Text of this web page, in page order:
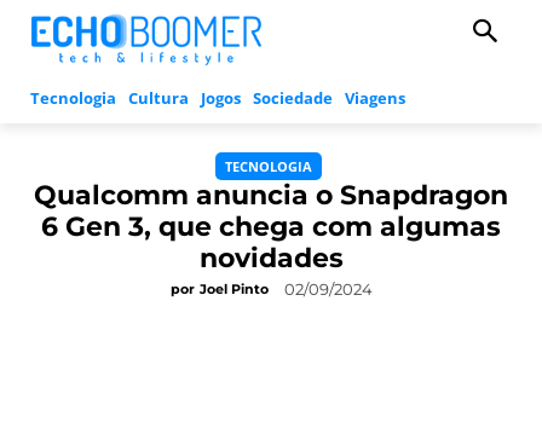
Tecnologia Cultura Jogos Sociedade Viagens
TECNOLOGIA
Qualcomm anuncia o Snapdragon
6 Gen 3, que chega com algumas
novidades
por Joel Pinto 02/09/2024